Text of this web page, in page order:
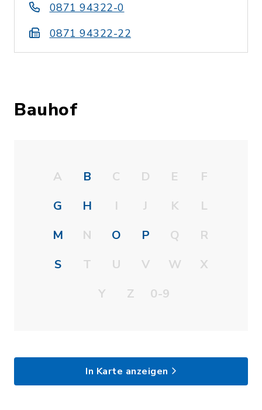
0871 94322-0
0871 94322-22
Bauhof
A B C D E
F
G
H I J K
L
M
N O P Q
R
S
T U V W
X
Y
Z 0-9
In Karte anzeigen